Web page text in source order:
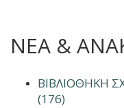
ΝΕΑ &
ΒΙΒΛΙΟΘΉΚΗ
(176)